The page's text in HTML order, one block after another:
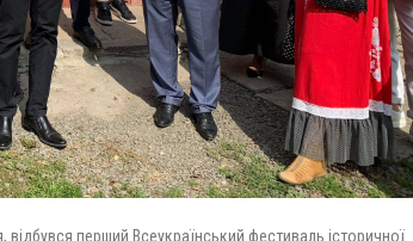
перший Всеукраїнський фестиваль історичної